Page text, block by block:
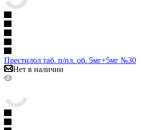
Престилол таб. п/пл. об. 5мг+5мг №30
Нет в наличии